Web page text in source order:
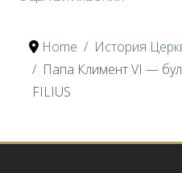
Home История
Папа Климент VI —
FILIUS